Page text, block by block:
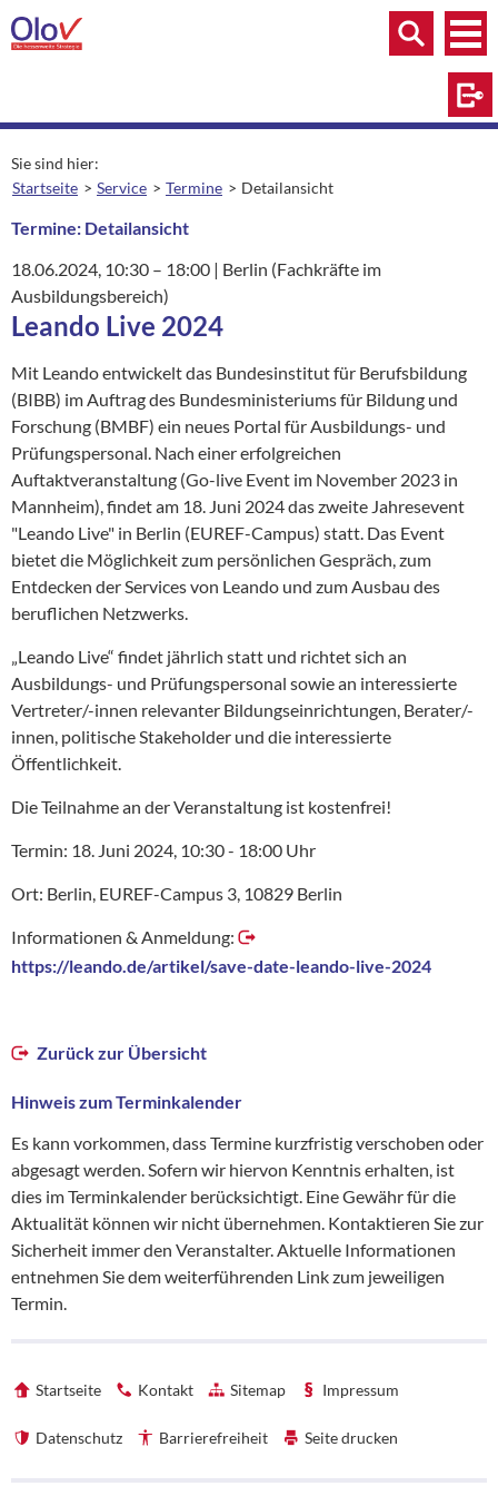
Zum Inhalt springen
Menü
Menü
Suche
Sie sind hier:
Startseite
Service Termine aktuelle Seite:
Detailansicht
Termine: Detailansicht
18.06.2024, 10:30 – 18:00 | Ort:
Berlin (Fachkräfte im
Ausbildungsbereich)
Leando Live 2024
Mit Leando entwickelt das Bundesinstitut für Berufsbildung
(BIBB) im Auftrag des Bundesministeriums für Bildung und
Forschung (BMBF) ein neues Portal für Ausbildungs- und
Prüfungspersonal. Nach einer erfolgreichen
Auftaktveranstaltung (Go-live Event im November 2023 in
Mannheim), findet am 18. Juni 2024 das zweite Jahresevent
"Leando Live" in Berlin (EUREF-Campus) statt. Das Event
bietet die Möglichkeit zum persönlichen Gespräch, zum
Entdecken der Services von Leando und zum Ausbau des
beruflichen Netzwerks.
„Leando Live“ findet jährlich statt und richtet sich an
Ausbildungs- und Prüfungspersonal sowie an interessierte
Vertreter/-innen relevanter Bildungseinrichtungen, Berater/-
innen, politische Stakeholder und die interessierte
Öffentlichkeit.
Die Teilnahme an der Veranstaltung ist kostenfrei!
Termin: 18. Juni 2024, 10:30 - 18:00 Uhr
Ort: Berlin, EUREF-Campus 3, 10829 Berlin
Informationen & Anmeldung:
https://leando.de/artikel/save-date-leando-live-2024
Zurück zur Übersicht
Hinweis zum Terminkalender
Es kann vorkommen, dass Termine kurzfristig verschoben oder
abgesagt werden. Sofern wir hiervon Kenntnis erhalten, ist
dies im Terminkalender berücksichtigt. Eine Gewähr für die
Aktualität können wir nicht übernehmen. Kontaktieren Sie zur
Sicherheit immer den Veranstalter. Aktuelle Informationen
entnehmen Sie dem weiterführenden Link zum jeweiligen
Termin.
Startseite Kontakt Sitemap Impressum
Datenschutz Barrierefreiheit Seite drucken